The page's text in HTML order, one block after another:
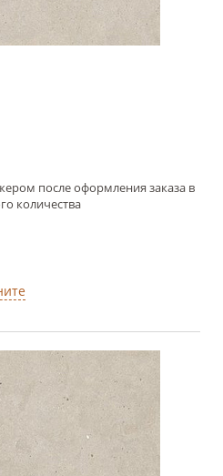
после оформления заказа в
количества